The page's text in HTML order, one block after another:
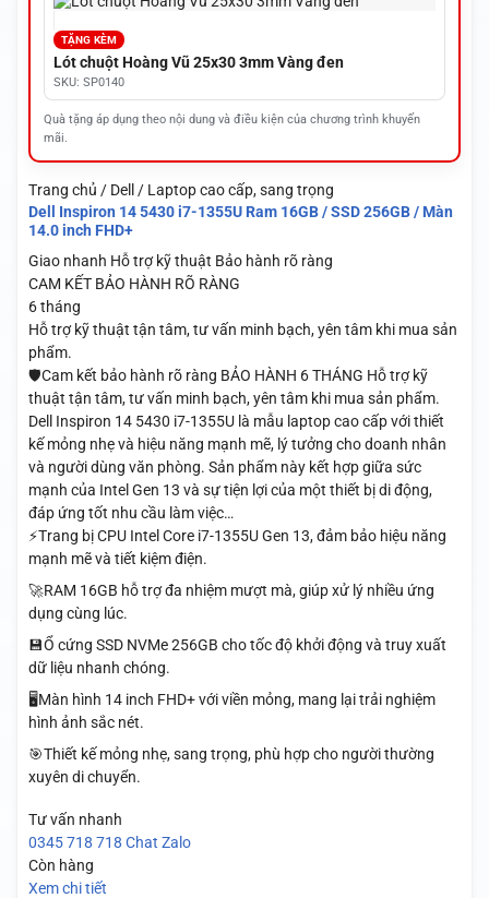
TẶNG KÈM
Lót chuột Hoàng Vũ 25x30 3mm Vàng đen
SKU: SP0140
Quà tặng áp dụng theo nội dung và điều kiện của chương trình khuyến
mãi.
Trang chủ / Dell / Laptop cao cấp, sang trọng
Dell Inspiron 14 5430 i7-1355U Ram 16GB / SSD 256GB / Màn
14.0 inch FHD+
Giao nhanh Hỗ trợ kỹ thuật Bảo hành rõ ràng
CAM KẾT BẢO HÀNH RÕ RÀNG
6 tháng
Hỗ trợ kỹ thuật tận tâm, tư vấn minh bạch, yên tâm khi mua sản
phẩm.
🛡️Cam kết bảo hành rõ ràng BẢO HÀNH 6 THÁNG Hỗ trợ kỹ
thuật tận tâm, tư vấn minh bạch, yên tâm khi mua sản phẩm.
Dell Inspiron 14 5430 i7-1355U là mẫu laptop cao cấp với thiết
kế mỏng nhẹ và hiệu năng mạnh mẽ, lý tưởng cho doanh nhân
và người dùng văn phòng. Sản phẩm này kết hợp giữa sức
mạnh của Intel Gen 13 và sự tiện lợi của một thiết bị di động,
đáp ứng tốt nhu cầu làm việc…
⚡Trang bị CPU Intel Core i7-1355U Gen 13, đảm bảo hiệu năng
mạnh mẽ và tiết kiệm điện.
🚀RAM 16GB hỗ trợ đa nhiệm mượt mà, giúp xử lý nhiều ứng
dụng cùng lúc.
💾Ổ cứng SSD NVMe 256GB cho tốc độ khởi động và truy xuất
dữ liệu nhanh chóng.
🖥️Màn hình 14 inch FHD+ với viền mỏng, mang lại trải nghiệm
hình ảnh sắc nét.
🎯Thiết kế mỏng nhẹ, sang trọng, phù hợp cho người thường
xuyên di chuyển.
Tư vấn nhanh
0345 718 718 Chat Zalo
Còn hàng
Xem chi tiết